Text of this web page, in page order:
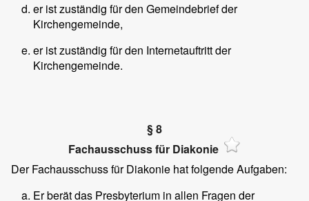
er ist zuständig für den Gemeindebrief der
Kirchengemeinde,
er ist zuständig für den Internetauftritt der
Kirchengemeinde.
§ 8
Fachausschuss für Diakonie
Der Fachausschuss für Diakonie hat folgende Aufgaben:
Er berät das Presbyterium in allen Fragen der